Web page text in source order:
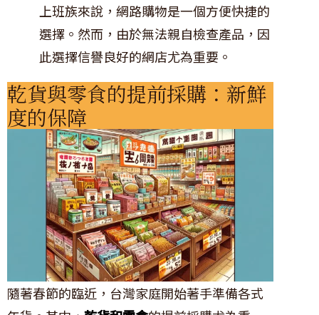
上班族來說，網路購物是一個方便快捷的
選擇。然而，由於無法親自檢查產品，因
此選擇信譽良好的網店尤為重要。
乾貨與零食的提前採購：新鮮
度的保障
隨著春節的臨近，台灣家庭開始著手準備各式